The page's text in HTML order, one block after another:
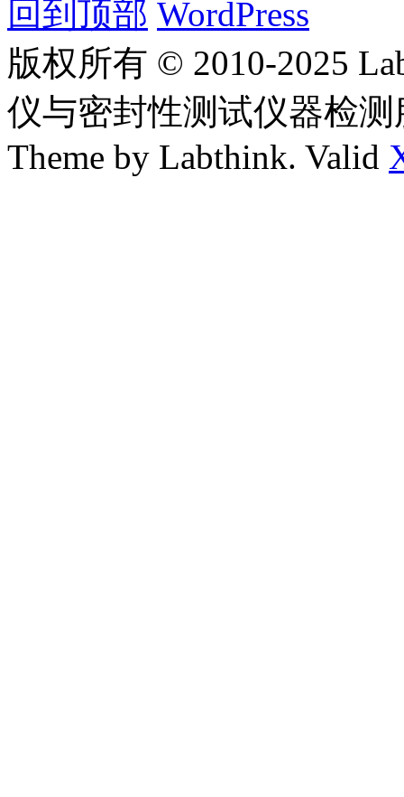
回到顶部 WordPress
版权所有 © 2010-2025
仪与密封性测试仪器检
Theme by Labthink. Valid